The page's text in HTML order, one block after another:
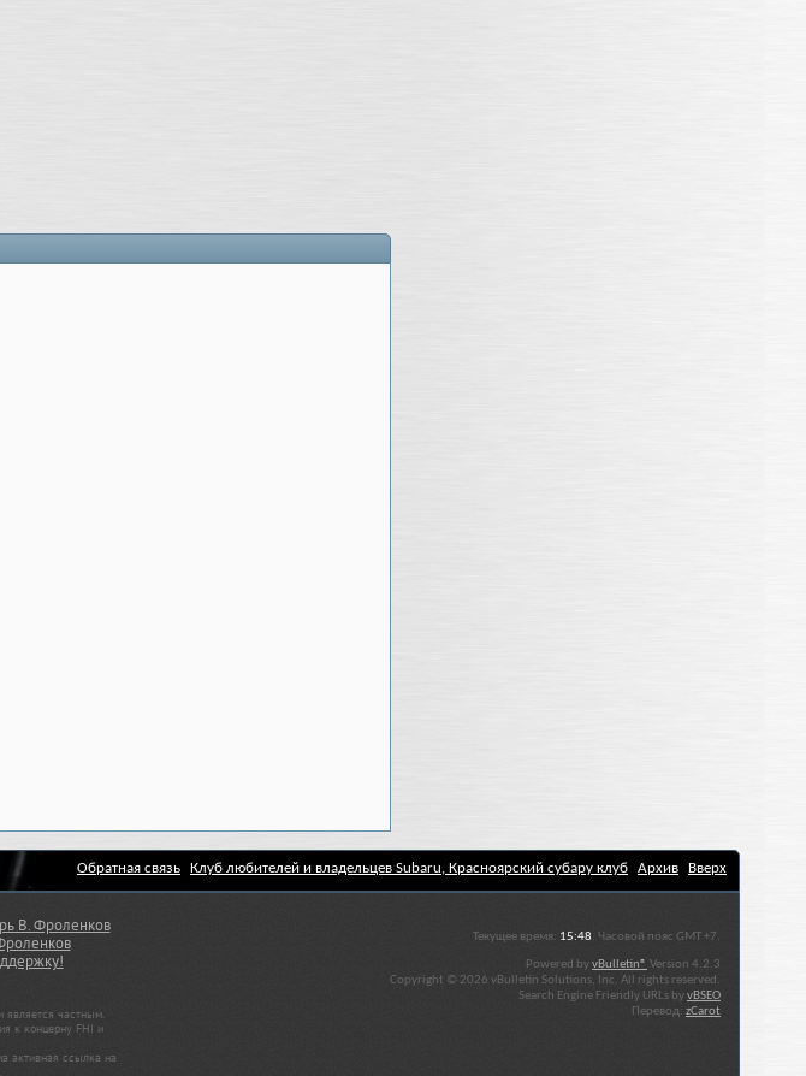
Обратная связь Клуб любителей и владельцев Subaru, Красноярский субару клуб Архив Вверх
В. Фроленков
является частным.
к концерну FHI и
активная ссылка на
Текущее время: 15:48. Часовой пояс GMT +7.
Powered byvBulletin® Version 4.2.3
Copyright © 2026 vBulletin Solutions, Inc. All rights reserved.
Search Engine Friendly URLs byvBSEO
Перевод: zCarot